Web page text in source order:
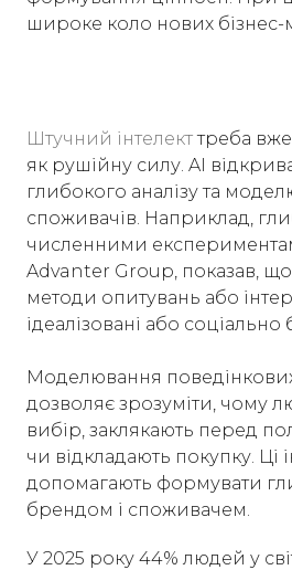
широке коло нових
Штучний інтелекттреба
як рушійну силу. AI
глибокого аналізу та
споживачів. Наприклад,
численними
Advanter Group, показав, що
методи опитувань або
ідеалізовані або соціально
Моделювання
дозволяє зрозуміти, чому
вибір, заклякають перед
чи відкладають покупку. Ці
допомагають формувати
брендом і споживачем.
У 2025 року 44% людей у